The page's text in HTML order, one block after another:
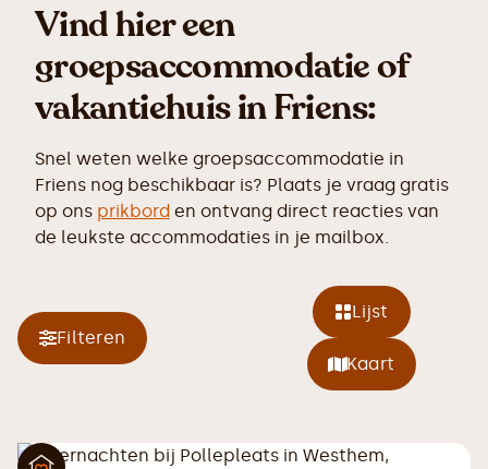
Vind hier een
groepsaccommodatie of
vakantiehuis in Friens:
Snel weten welke groepsaccommodatie in
Friens nog beschikbaar is? Plaats je vraag gratis
op ons prikbord en ontvang direct reacties van
de leukste accommodaties in je mailbox.
Filteren
Lijst
Kaart